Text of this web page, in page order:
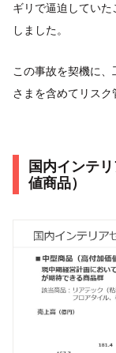
ギリで逼迫してい
しました。
この事故を契機に
さまを含めてリスク
国内インテ
値商品）